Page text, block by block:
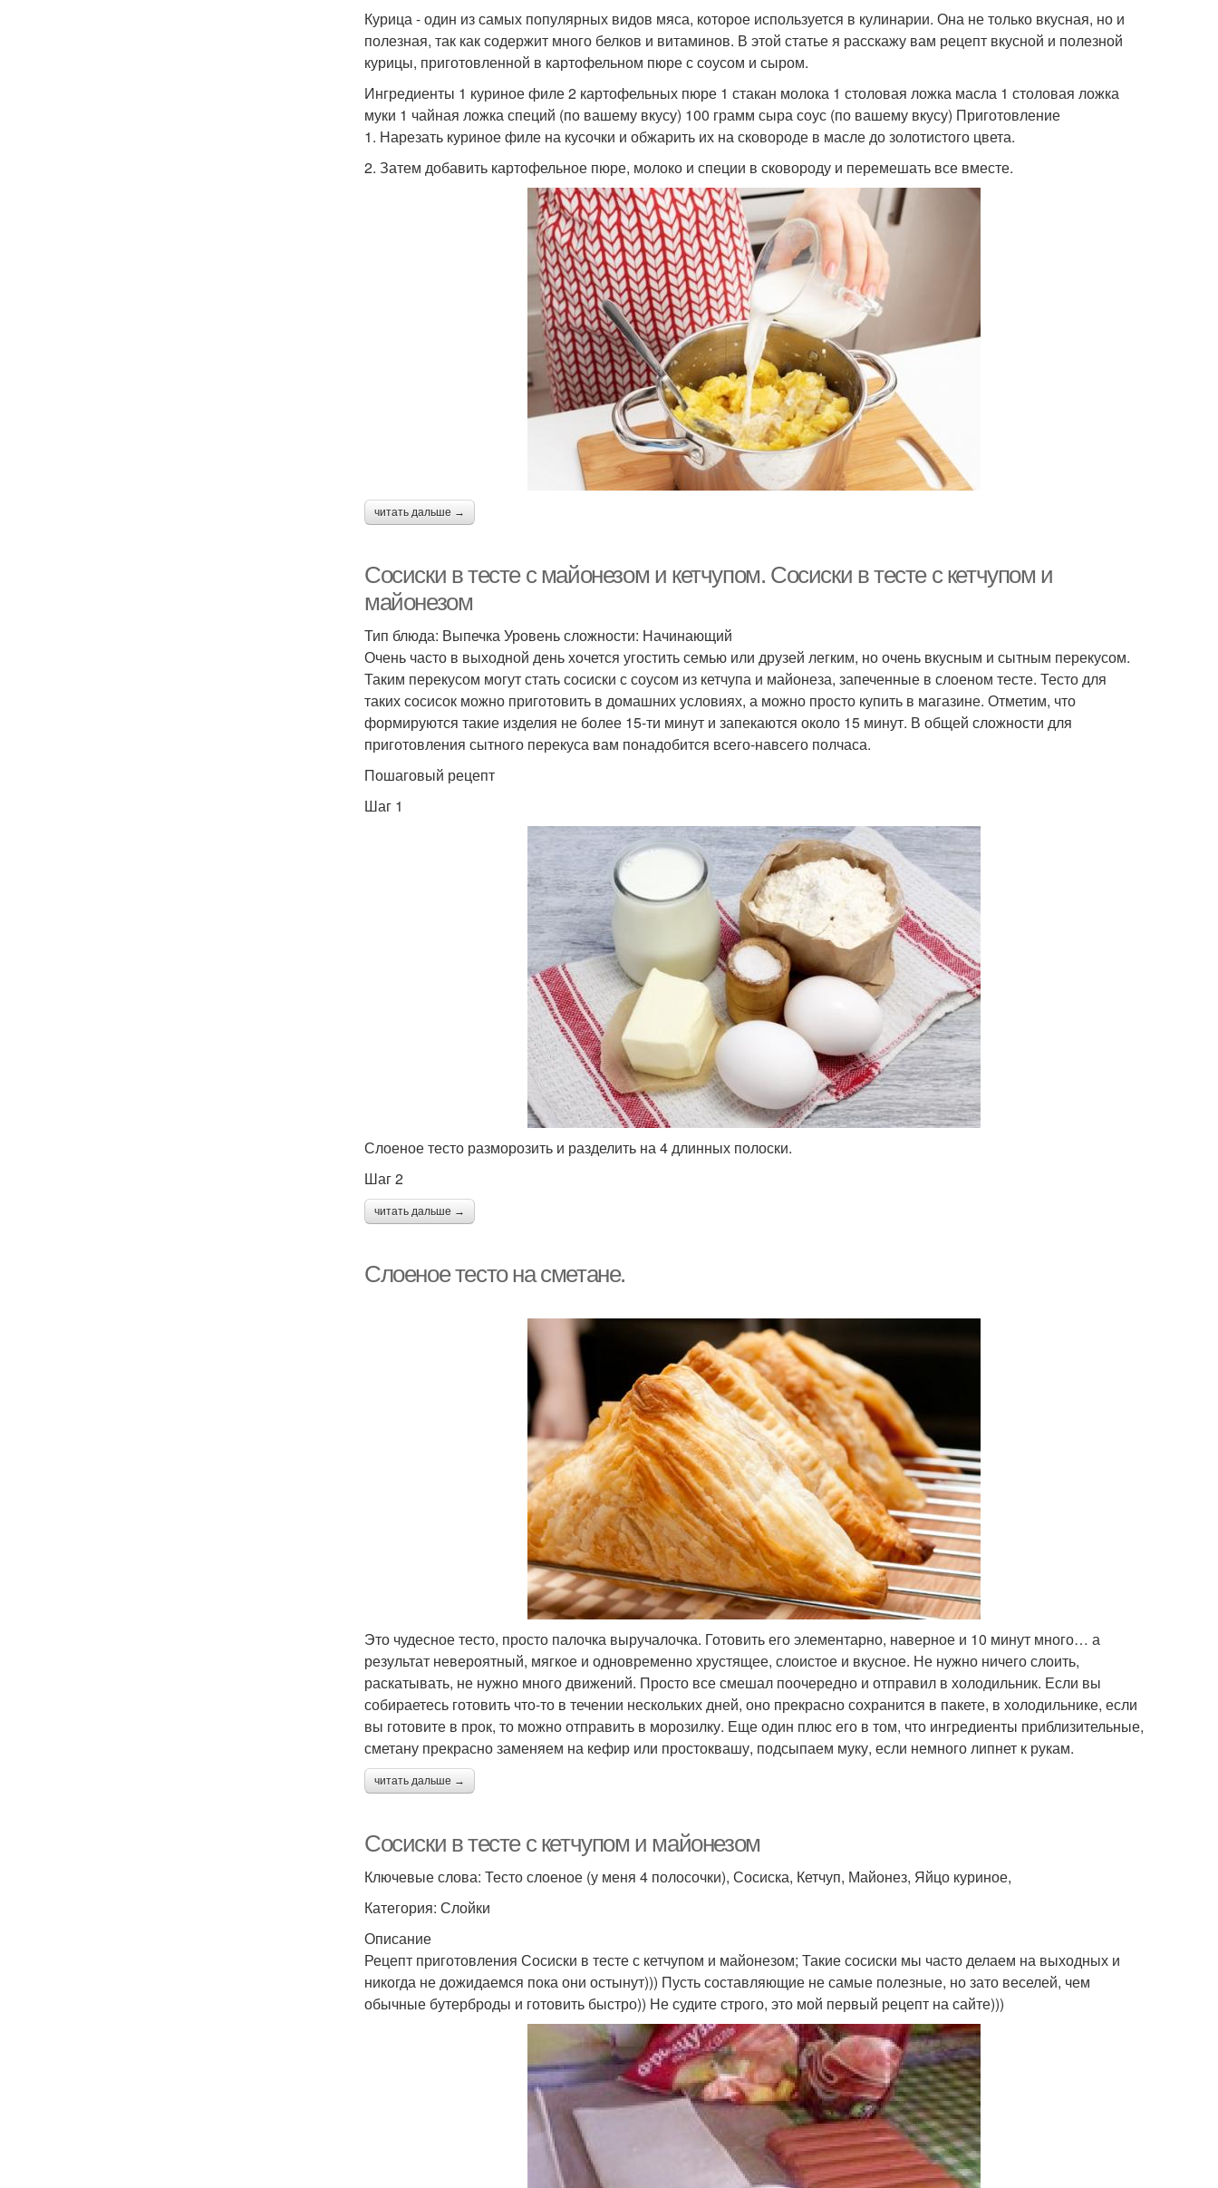
Курица - один из самых популярных видов мяса, которое используется в кулинарии. Она не только вкусная, но и
полезная, так как содержит много белков и витаминов. В этой статье я расскажу вам рецепт вкусной и полезной
курицы, приготовленной в картофельном пюре с соусом и сыром.
Ингредиенты 1 куриное филе 2 картофельных пюре 1 стакан молока 1 столовая ложка масла 1 столовая ложка
муки 1 чайная ложка специй (по вашему вкусу) 100 грамм сыра соус (по вашему вкусу) Приготовление
1. Нарезать куриное филе на кусочки и обжарить их на сковороде в масле до золотистого цвета.
2. Затем добавить картофельное пюре, молоко и специи в сковороду и перемешать все вместе.
читать дальше →
Сосиски в тесте с майонезом и кетчупом. Сосиски в тесте с кетчупом и
майонезом
Тип блюда: Выпечка Уровень сложности: Начинающий
Очень часто в выходной день хочется угостить семью или друзей легким, но очень вкусным и сытным перекусом.
Таким перекусом могут стать сосиски с соусом из кетчупа и майонеза, запеченные в слоеном тесте. Тесто для
таких сосисок можно приготовить в домашних условиях, а можно просто купить в магазине. Отметим, что
формируются такие изделия не более 15-ти минут и запекаются около 15 минут. В общей сложности для
приготовления сытного перекуса вам понадобится всего-навсего полчаса.
Пошаговый рецепт
Шаг 1
Слоеное тесто разморозить и разделить на 4 длинных полоски.
Шаг 2
читать дальше →
Слоеное тесто на сметане.
Это чудесное тесто, просто палочка выручалочка. Готовить его элементарно, наверное и 10 минут много… а
результат невероятный, мягкое и одновременно хрустящее, слоистое и вкусное. Не нужно ничего слоить,
раскатывать, не нужно много движений. Просто все смешал поочередно и отправил в холодильник. Если вы
собираетесь готовить что-то в течении нескольких дней, оно прекрасно сохранится в пакете, в холодильнике, если
вы готовите в прок, то можно отправить в морозилку. Еще один плюс его в том, что ингредиенты приблизительные,
сметану прекрасно заменяем на кефир или простоквашу, подсыпаем муку, если немного липнет к рукам.
читать дальше →
Сосиски в тесте с кетчупом и майонезом
Ключевые слова: Тесто слоеное (у меня 4 полосочки), Сосиска, Кетчуп, Майонез, Яйцо куриное,
Категория: Слойки
Описание
Рецепт приготовления Сосиски в тесте с кетчупом и майонезом; Такие сосиски мы часто делаем на выходных и
никогда не дожидаемся пока они остынут))) Пусть составляющие не самые полезные, но зато веселей, чем
обычные бутерброды и готовить быстро)) Не судите строго, это мой первый рецепт на сайте)))